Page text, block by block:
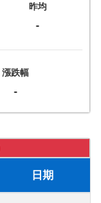
昨均
-
漲跌幅
-
日期